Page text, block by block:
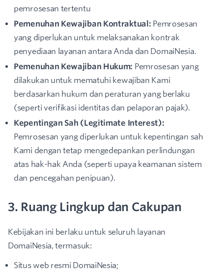
pemrosesan tertentu
Pemenuhan Kewajiban Kontraktual: Pemrosesan
yang diperlukan untuk melaksanakan kontrak
penyediaan layanan antara Anda dan DomaiNesia.
Pemenuhan Kewajiban Hukum: Pemrosesan yang
dilakukan untuk mematuhi kewajiban Kami
berdasarkan hukum dan peraturan yang berlaku
(seperti verifikasi identitas dan pelaporan pajak).
Kepentingan Sah (Legitimate Interest):
Pemrosesan yang diperlukan untuk kepentingan sah
Kami dengan tetap mengedepankan perlindungan
atas hak-hak Anda (seperti upaya keamanan sistem
dan pencegahan penipuan).
3. Ruang Lingkup dan Cakupan
Kebijakan ini berlaku untuk seluruh layanan
DomaiNesia, termasuk:
Situs web resmi DomaiNesia;